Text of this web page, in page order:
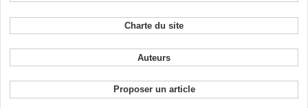
Charte du site
Auteurs
Proposer un article